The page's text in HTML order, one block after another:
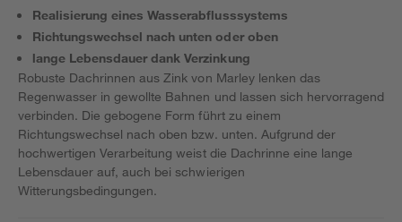
Realisierung eines Wasserabflusssystems
Richtungswechsel nach unten oder oben
lange Lebensdauer dank Verzinkung
Robuste Dachrinnen aus Zink von Marley lenken das
Regenwasser in gewollte Bahnen und lassen sich hervorragend
verbinden. Die gebogene Form führt zu einem
Richtungswechsel nach oben bzw. unten. Aufgrund der
hochwertigen Verarbeitung weist die Dachrinne eine lange
Lebensdauer auf, auch bei schwierigen
Witterungsbedingungen.